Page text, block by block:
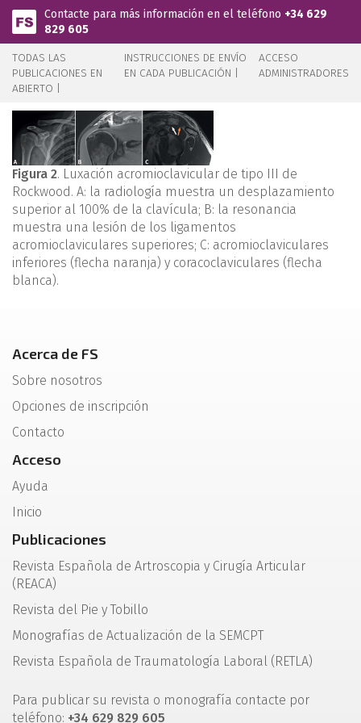
Pasar al contenido principal
Contacte para más información en el teléfono +34 629
829 605
TODAS LAS
PUBLICACIONES EN
ABIERTO |
INSTRUCCIONES DE ENVÍO
EN CADA PUBLICACIÓN |
ACCESO
ADMINISTRADORES
Figura 2. Luxación acromioclavicular de tipo III de
Rockwood. A: la radiología muestra un desplazamiento
superior al 100% de la clavícula; B: la resonancia
muestra una lesión de los ligamentos
acromioclaviculares superiores; C: acromioclaviculares
inferiores (flecha naranja) y coracoclaviculares (flecha
blanca).
Acerca de FS
Sobre nosotros
Opciones de inscripción
Contacto
Acceso
Ayuda
Inicio
Publicaciones
Revista Española de Artroscopia y Cirugía Articular
(REACA)
Revista del Pie y Tobillo
Monografías de Actualización de la SEMCPT
Revista Española de Traumatología Laboral (RETLA)
Para publicar su revista o monografía contacte por
teléfono: +34 629 829 605